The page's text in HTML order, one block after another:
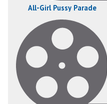
All-Girl Pussy Parade